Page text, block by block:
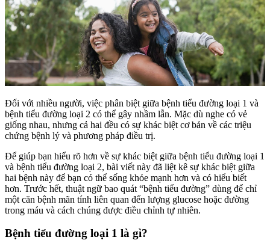
Đối với nhiều người, việc phân biệt giữa bệnh tiểu đường loại 1 và
bệnh tiểu đường loại 2 có thể gây nhầm lẫn. Mặc dù nghe có vẻ
giống nhau, nhưng cả hai đều có sự khác biệt cơ bản về các triệu
chứng bệnh lý và phương pháp điều trị.
Để giúp bạn hiểu rõ hơn về sự khác biệt giữa bệnh tiểu đường loại 1
và bệnh tiểu đường loại 2, bài viết này đã liệt kê sự khác biệt giữa
hai bệnh này để bạn có thể sống khỏe mạnh hơn và có hiểu biết
hơn. Trước hết, thuật ngữ bao quát “bệnh tiểu đường” dùng để chỉ
một căn bệnh mãn tính liên quan đến lượng glucose hoặc đường
trong máu và cách chúng được điều chỉnh tự nhiên.
Bệnh tiểu đường loại 1 là gì?